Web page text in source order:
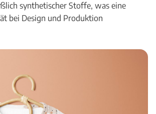
synthetischer Stoffe, was eine
bei Design und Produktion